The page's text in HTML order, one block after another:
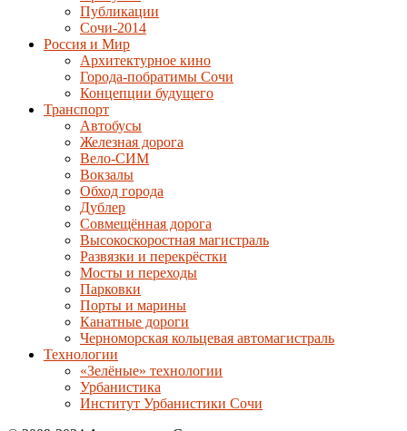
Публикации
Сочи-2014
Россия и Мир
Архитектурное кино
Города-побратимы Сочи
Концепции будущего
Транспорт
Автобусы
Железная дорога
Вело-СИМ
Вокзалы
Обход города
Дублер
Совмещённая дорога
Высокоскоростная магистраль
Развязки и перекрёстки
Мосты и переходы
Парковки
Порты и марины
Канатные дороги
Черноморская кольцевая автомагистраль
Технологии
«Зелёные» технологии
Урбанистика
Институт Урбанистики Сочи